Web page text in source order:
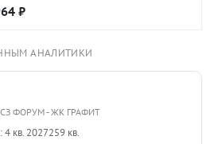
₽
АНАЛИТИКИ
СЗ ФОРУМ - ЖК ГРАФИТ
4 кв. 2027259 кв.